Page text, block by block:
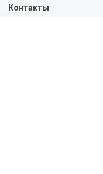
Контакты